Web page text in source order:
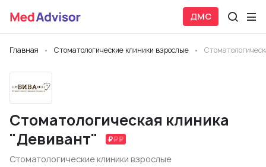
ДМС
Главная Стоматологические клиники взрослые
Стоматологическая клиника
"Девивант"
Стоматологические клиники взрослые